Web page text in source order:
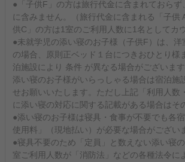
●「子供F」の方は旅行代金に含まれておらず
に含みません。（旅行代金に含まれる「子供
供C」の方は1室のご利用人数に1名としてカ
●未就学児の添い寝のお子様（子供F）は、洋
の場合、原則正ベッド１台につきおひとり様
泊施設により 条件 が異なる場合がございま
添い寝のお子様がいらっしゃる場合は宿泊施
せお願いいたします。ただし上記「利用人数
に添い寝の対応に関する記載がある場合はそ
●添い寝のお子様は寝具・食事が不要でも各
使用料」（現地払い）が必要な場合がござい
●寝具不要のため「定員」と数えない添い寝
室ご利用人数が「消防法」などの各種法令に